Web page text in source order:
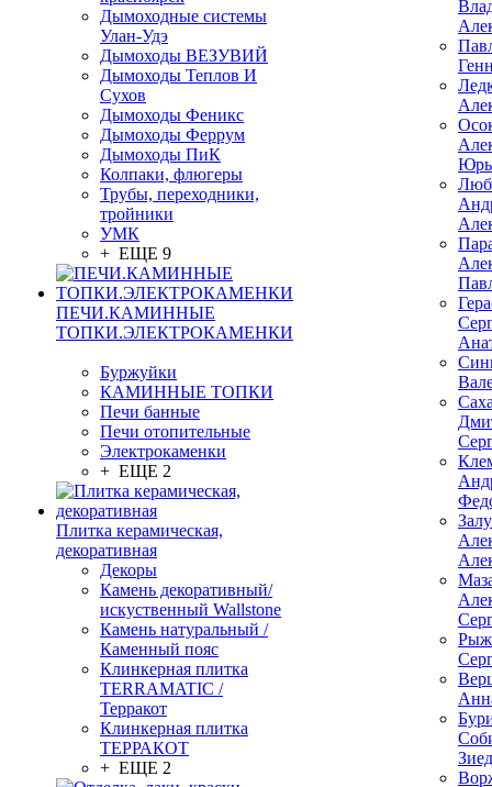
Дымоходные системы
Улан-Удэ
Дымоходы ВЕЗУВИЙ
Дымоходы Теплов И
Сухов
Дымоходы Феникс
Дымоходы Феррум
Дымоходы ПиК
Колпаки, флюгеры
Трубы, переходники,
тройники
УМК
+ ЕЩЕ 9
ПЕЧИ.КАМИННЫЕ
ТОПКИ.ЭЛЕКТРОКАМЕНКИ
Буржуйки
КАМИННЫЕ ТОПКИ
Печи банные
Печи отопительные
Электрокаменки
+ ЕЩЕ 2
Плитка керамическая,
декоративная
Декоры
Камень декоративный/
искуственный Wallstone
Камень натуральный /
Каменный пояс
Клинкерная плитка
TERRAMATIC /
Терракот
Клинкерная плитка
ТЕРРАКОТ
+ ЕЩЕ 2